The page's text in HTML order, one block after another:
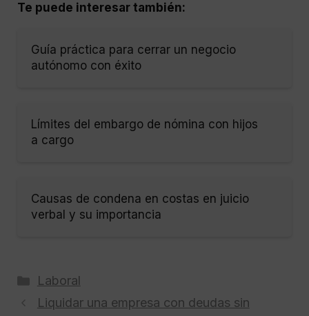
Te puede interesar también:
Guía práctica para cerrar un negocio
autónomo con éxito
Límites del embargo de nómina con hijos
a cargo
Causas de condena en costas en juicio
verbal y su importancia
Categorías
Laboral
Liquidar una empresa con deudas sin